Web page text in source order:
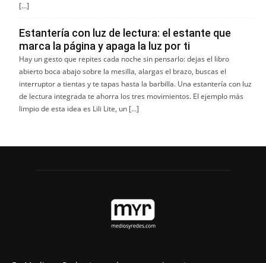
[…]
Estantería con luz de lectura: el estante que
marca la página y apaga la luz por ti
Hay un gesto que repites cada noche sin pensarlo: dejas el libro
abierto boca abajo sobre la mesilla, alargas el brazo, buscas el
interruptor a tientas y te tapas hasta la barbilla. Una estantería con luz
de lectura integrada te ahorra los tres movimientos. El ejemplo más
limpio de esta idea es Lili Lite, un […]